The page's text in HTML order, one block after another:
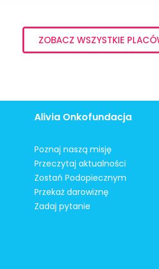
ZOBACZ WSZYSTKIE
Alivia Onkofundacja
Poznaj naszą misję
Przeczytaj aktualności
Zostań Podopiecznym
Przekaż darowiznę
Zadaj pytanie